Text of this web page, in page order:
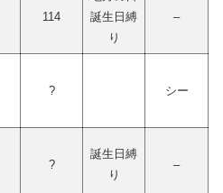
114
誕生日縛
り
–
? シー
?
誕生日縛
り
–